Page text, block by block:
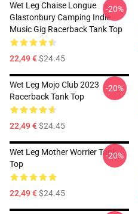
Wet Leg Chaise Longue
Glastonbury Camping Indie
Music Gig Racerback Tank Top
22,49 €$24.45
-20%
Wet Leg Mojo Club 2023
Racerback Tank Top
22,49 €$24.45
-20%
Wet Leg Mother Worrier Tank
Top
22,49 €$24.45
-20%